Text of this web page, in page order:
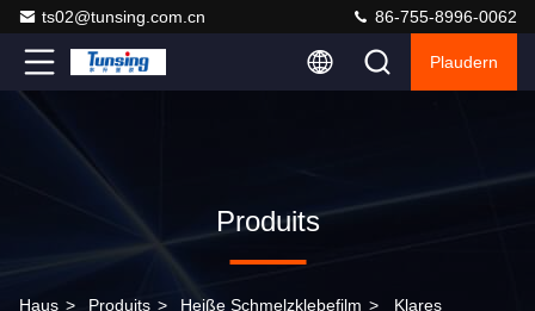
ts02@tunsing.com.cn 86-755-8996-0062
Plaudern
Produits
Haus > Produits > Heiße Schmelzklebefilm > Klares